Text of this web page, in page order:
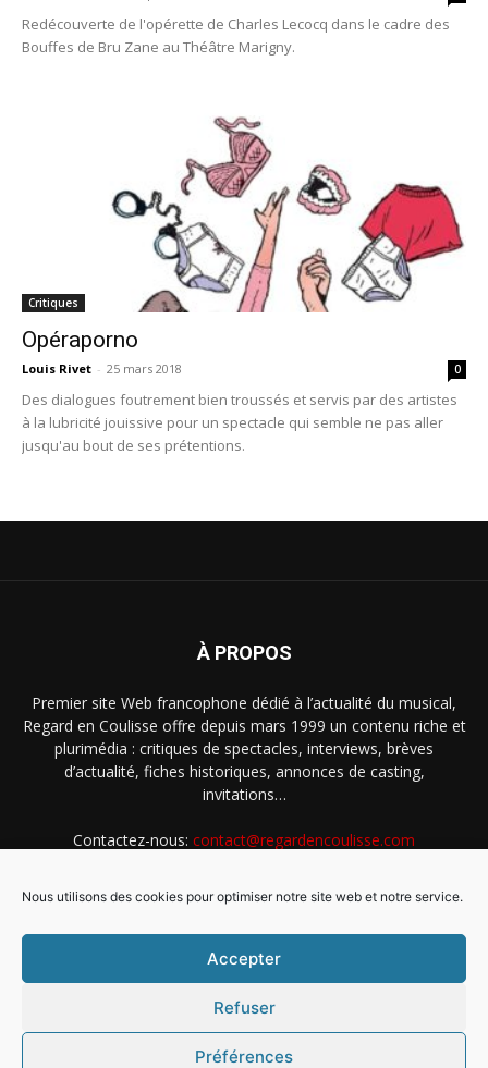
Nous utilisons des cookies pour optimiser notre site web et notre service.
Accepter
Refuser
Préférences
Redécouverte de l'opérette de Charles Lecocq dans le cadre des
Bouffes de Bru Zane au Théâtre Marigny.
Critiques
Opéraporno
Louis Rivet - 25 mars 2018 0
Des dialogues foutrement bien troussés et servis par des artistes
à la lubricité jouissive pour un spectacle qui semble ne pas aller
jusqu'au bout de ses prétentions.
À PROPOS
Premier site Web francophone dédié à l’actualité du musical,
Regard en Coulisse offre depuis mars 1999 un contenu riche et
plurimédia : critiques de spectacles, interviews, brèves
d’actualité, fiches historiques, annonces de casting,
invitations…
Contactez-nous: contact@regardencoulisse.com